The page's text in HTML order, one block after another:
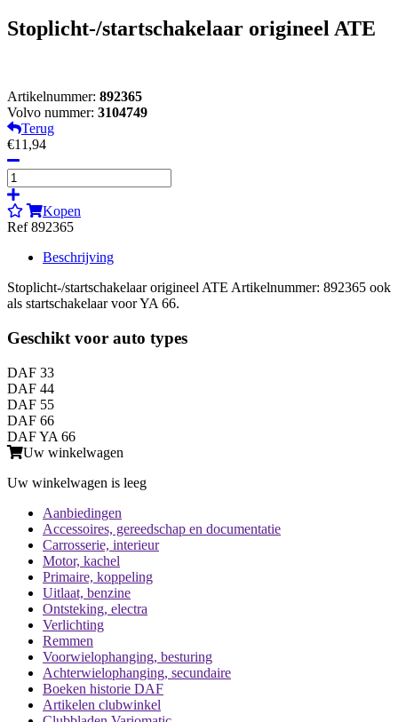
Stoplicht-/startschakelaar origineel ATE
Artikelnummer: 892365
Volvo nummer: 3104749
Terug
€11,94
Kopen
Ref 892365
Beschrijving
Stoplicht-/startschakelaar origineel ATE Artikelnummer: 892365 ook
als startschakelaar voor YA 66.
Geschikt voor auto types
DAF 33
DAF 44
DAF 55
DAF 66
DAF YA 66
Uw winkelwagen
Uw winkelwagen is leeg
Aanbiedingen
Accessoires, gereedschap en documentatie
Carrosserie, interieur
Motor, kachel
Primaire, koppeling
Uitlaat, benzine
Ontsteking, electra
Verlichting
Remmen
Voorwielophanging, besturing
Achterwielophanging, secundaire
Boeken historie DAF
Artikelen clubwinkel